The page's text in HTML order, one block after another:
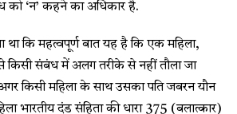
को ‘न’ कहने का अधिकार है.
कि महत्वपूर्ण बात यह है कि एक महिला,
किसी संबंध में अलग तरीके से नहीं तौला जा
किसी महिला के साथ उसका पति जबरन यौन
भारतीय दंड संहिता की धारा 375 (बलात्कार)